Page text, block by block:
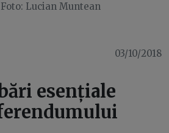
Lucian Muntean
03/10/2018
esențiale